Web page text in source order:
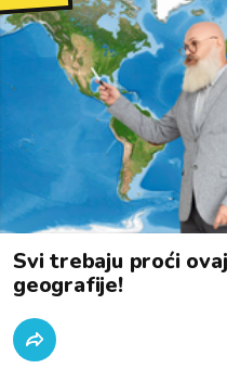
Svi trebaju proći
geografije!